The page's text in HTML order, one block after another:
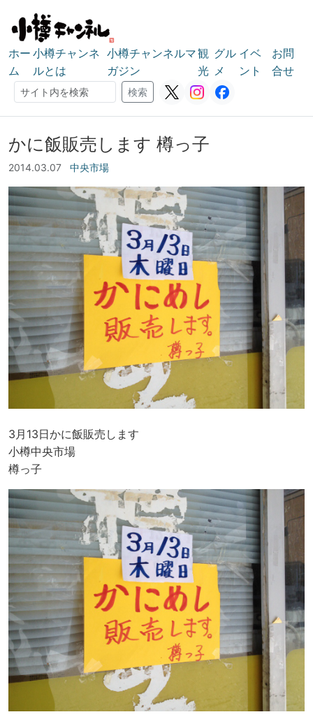
ホー
ム
小樽チャンネ
ルとは
小樽チャンネルマ
ガジン
観
光
グル
メ
イベ
ント
お問
合せ
検索
検索
かに飯販売します 樽っ子
2014.03.07 中央市場
3月13日かに飯販売します
小樽中央市場
樽っ子